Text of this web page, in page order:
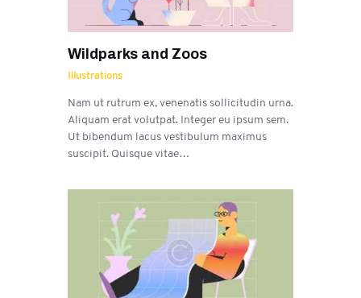
Wildparks and Zoos
Illustrations
Nam ut rutrum ex, venenatis sollicitudin urna.
Aliquam erat volutpat. Integer eu ipsum sem.
Ut bibendum lacus vestibulum maximus
suscipit. Quisque vitae…